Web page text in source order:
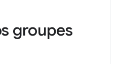
groupes